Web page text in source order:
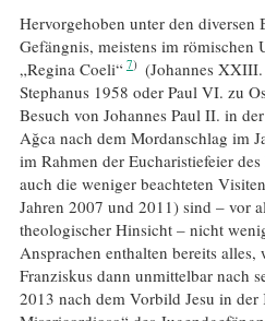
Hervorgehoben unter den diversen
Gefängnis, meistens im römischen
„Regina Coeli“ 7
(Johannes
Stephanus 1958 oder Paul VI. zu
Besuch von Johannes Paul II. in
Ağca nach dem Mordanschlag im
im Rahmen der Eucharistiefeier
auch die weniger beachteten
Jahren 2007 und 2011) sind – vor
theologischer Hinsicht – nicht
Ansprachen enthalten bereits alles,
Franziskus dann unmittelbar nach
2013 nach dem Vorbild Jesu in der